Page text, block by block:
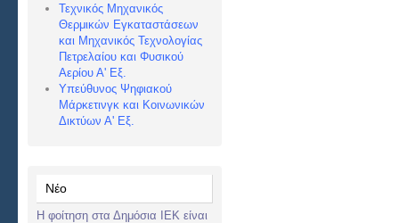
Τεχνικός Μηχανικός
Θερμικών Εγκαταστάσεων
και Μηχανικός Τεχνολογίας
Πετρελαίου και Φυσικού
Αερίου Α' Εξ.
Υπεύθυνος Ψηφιακού
Μάρκετινγκ και Κοινωνικών
Δικτύων Α' Εξ.
Νέο
Η φοίτηση στα Δημόσια ΙΕΚ είναι